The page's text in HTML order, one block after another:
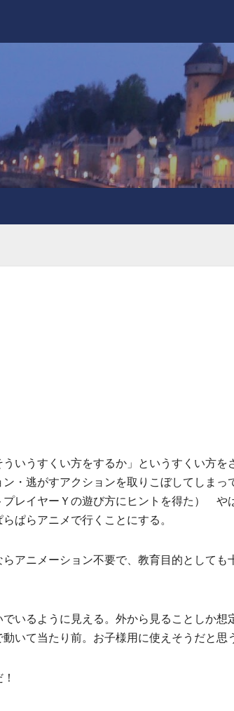
いうすくい方をするか」というすくい方を
・逃がすアクションを取りこぼしてしまっ
レイヤーＹの遊び方にヒントを得た） や
ぱらアニメで行くことにする。
アニメーション不要で、教育目的としても
いるように見える。外から見ることしか想
いて当たり前。お子様用に使えそうだと思